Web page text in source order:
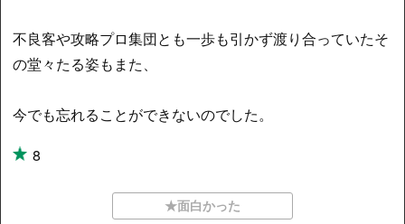
不良客や攻略プロ集団とも一歩も引かず渡り合っていたそ
の堂々たる姿もまた、
今でも忘れることができないのでした。
8
★面白かった